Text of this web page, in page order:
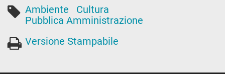
Ambiente
Cultura
Pubblica Amministrazione
Versione Stampabile